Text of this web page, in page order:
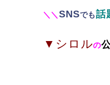
＼ ＼SNSでも話
▼シロルの